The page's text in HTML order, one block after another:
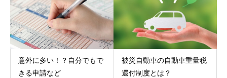
意外に多い！？自分でもで
きる申請など
被災自動車の自動車重量税
還付制度とは？